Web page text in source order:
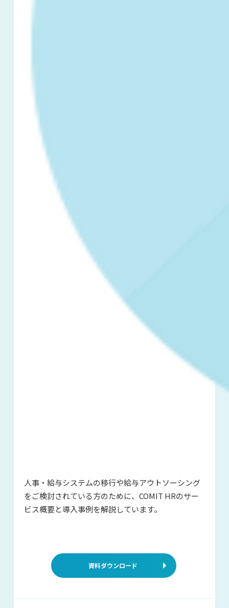
人事・給与システムの移行や給与アウ トソーシング
をご検討されている方のために、COMIT HRのサー
ビス概要と導入事例を解説しています。
資料ダウンロード